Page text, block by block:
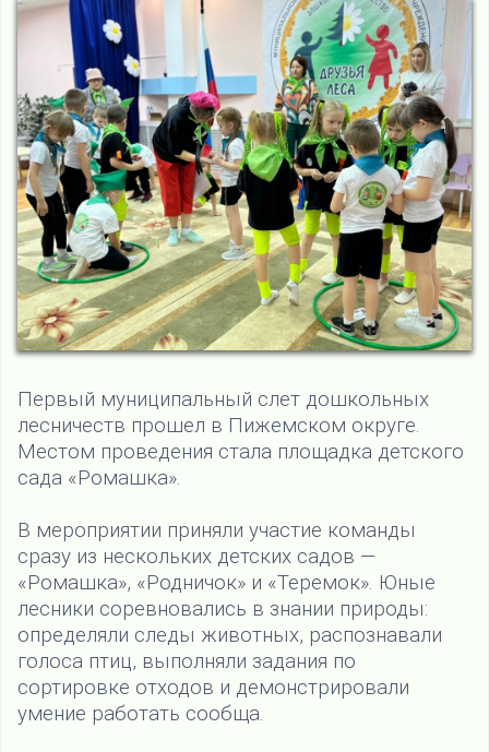
Первый муниципальный слет дошкольных
лесничеств прошел в Пижемском округе.
Местом проведения стала площадка детского
сада «Ромашка».
В мероприятии приняли участие команды
сразу из нескольких детских садов —
«Ромашка», «Родничок» и «Теремок». Юные
лесники соревновались в знании природы:
определяли следы животных, распознавали
голоса птиц, выполняли задания по
сортировке отходов и демонстрировали
умение работать сообща.